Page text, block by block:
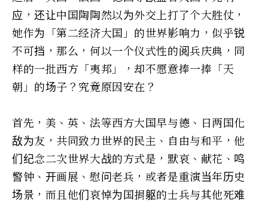
应，还让中国陶陶然以为外交上打了个大胜仗，
她作为「第二经济大国」的世界影响力，似乎锐
不可挡，那么，何以一个仪式性的阅兵庆典，同
样的一批西方「夷邦」，却不愿意捧一捧「天
朝」的场子？究竟原因安在？
首先，美、英、法等西方大国早与德、日两国化
敌为友，共同致力世界的民主、自由与和平，他
们纪念二次世界大战的方式是，默哀、献花、鸣
警钟、开画展、慰问老兵，或者是重演当年历史
场景，而且他们哀悼为国捐躯的士兵与其他死难